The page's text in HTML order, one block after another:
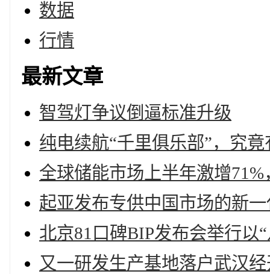
数据
行情
最新文章
智驾灯争议倒逼标准升级
纯电续航“千里俱乐部”，究
全球储能市场上半年激增
起亚发布专供中国市场的新一
北京81口碑BIP发布会举行以
又一研发生产基地落户武汉